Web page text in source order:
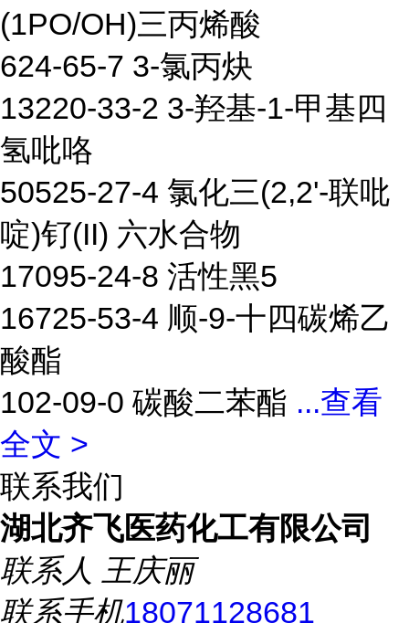
(1PO/OH)三丙烯酸
624-65-7 3-氯丙炔
13220-33-2 3-羟基-1-甲基四
氢吡咯
50525-27-4 氯化三(2,2'-联吡
啶)钌(II) 六水合物
17095-24-8 活性黑5
16725-53-4 顺-9-十四碳烯乙
酸酯
102-09-0 碳酸二苯酯 ...查看
全文 >
联系我们
湖北齐飞医药化工有限公司
联系人 王庆丽
联系手机18071128681